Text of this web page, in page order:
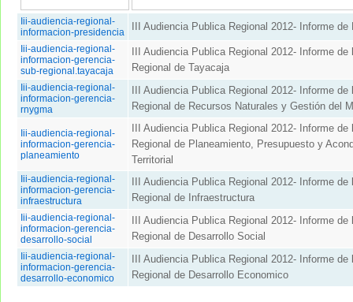
Iii-audiencia-regional-
informacion-presidencia
III Audiencia Publica Regional 2012- Informe de
Iii-audiencia-regional-
informacion-gerencia-
sub-regional.tayacaja
III Audiencia Publica Regional 2012- Informe
Regional de Tayacaja
Iii-audiencia-regional-
informacion-gerencia-
rnygma
III Audiencia Publica Regional 2012- Informe de
Regional de Recursos Naturales y Gestión del
Iii-audiencia-regional-
informacion-gerencia-
planeamiento
III Audiencia Publica Regional 2012- Informe de
Regional de Planeamiento, Presupuesto y
Territorial
Iii-audiencia-regional-
informacion-gerencia-
infraestructura
III Audiencia Publica Regional 2012- Informe de
Regional de Infraestructura
Iii-audiencia-regional-
informacion-gerencia-
desarrollo-social
III Audiencia Publica Regional 2012- Informe de
Regional de Desarrollo Social
Iii-audiencia-regional-
informacion-gerencia-
desarrollo-economico
III Audiencia Publica Regional 2012- Informe de
Regional de Desarrollo Economico